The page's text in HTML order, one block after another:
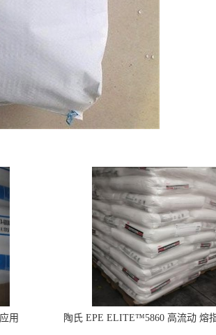
用
陶氏 EPE ELITE™5860 高流动 熔